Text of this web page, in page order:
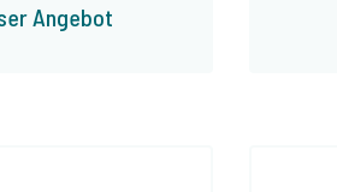
Angebot